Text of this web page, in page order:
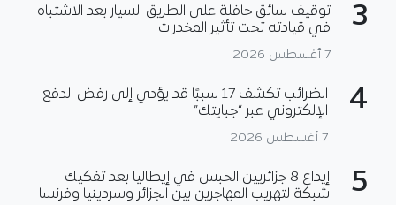
3
توقيف سائق حافلة على الطريق السيار بعد الاشتباه
في قيادته تحت تأثير المخدرات
7 أغسطس 2026
4
الضرائب تكشف 17 سببًا قد يؤدي إلى رفض الدفع
الإلكتروني عبر “جبايتك”
7 أغسطس 2026
5
إيداع 8 جزائريين الحبس في إيطاليا بعد تفكيك
شبكة لتهريب المهاجرين بين الجزائر وسردينيا وفرنسا